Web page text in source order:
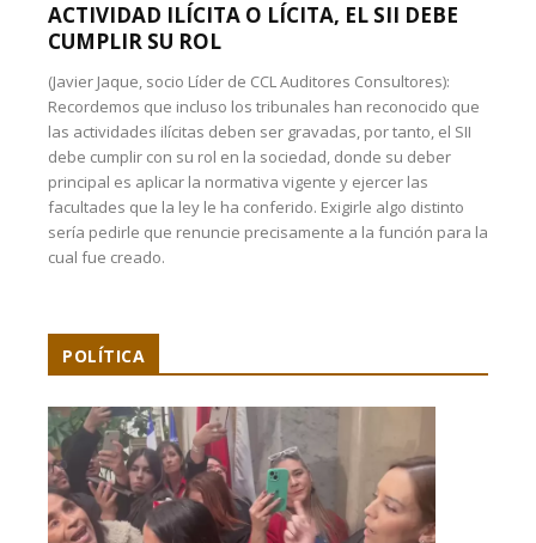
ACTIVIDAD ILÍCITA O LÍCITA, EL SII DEBE
CUMPLIR SU ROL
(Javier Jaque, socio Líder de CCL Auditores Consultores):
Recordemos que incluso los tribunales han reconocido que
las actividades ilícitas deben ser gravadas, por tanto, el SII
debe cumplir con su rol en la sociedad, donde su deber
principal es aplicar la normativa vigente y ejercer las
facultades que la ley le ha conferido. Exigirle algo distinto
sería pedirle que renuncie precisamente a la función para la
cual fue creado.
POLÍTICA